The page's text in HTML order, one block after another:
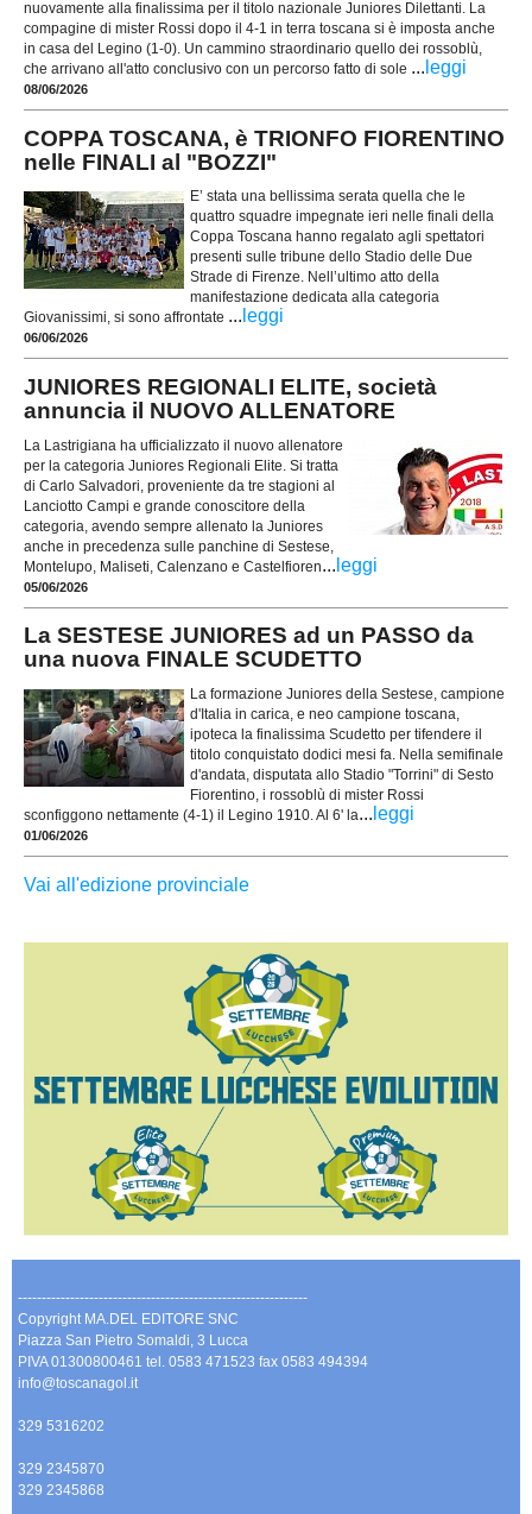
nuovamente alla finalissima per il titolo nazionale Juniores Dilettanti. La
compagine di mister Rossi dopo il 4-1 in terra toscana si è imposta anche
in casa del Legino (1-0). Un cammino straordinario quello dei rossoblù,
che arrivano all'atto conclusivo con un percorso fatto di sole ... leggi
08/06/2026
COPPA TOSCANA, è TRIONFO FIORENTINO
nelle FINALI al "BOZZI"
E’ stata una bellissima serata quella che le
quattro squadre impegnate ieri nelle finali della
Coppa Toscana hanno regalato agli spettatori
presenti sulle tribune dello Stadio delle Due
Strade di Firenze. Nell’ultimo atto della
manifestazione dedicata alla categoria
Giovanissimi, si sono affrontate ... leggi
06/06/2026
JUNIORES REGIONALI ELITE, società
annuncia il NUOVO ALLENATORE
La Lastrigiana ha ufficializzato il nuovo allenatore
per la categoria Juniores Regionali Elite. Si tratta
di Carlo Salvadori, proveniente da tre stagioni al
Lanciotto Campi e grande conoscitore della
categoria, avendo sempre allenato la Juniores
anche in precedenza sulle panchine di Sestese,
Montelupo, Maliseti, Calenzano e Castelfioren... leggi
05/06/2026
La SESTESE JUNIORES ad un PASSO da
una nuova FINALE SCUDETTO
La formazione Juniores della Sestese, campione
d'Italia in carica, e neo campione toscana,
ipoteca la finalissima Scudetto per tifendere il
titolo conquistato dodici mesi fa. Nella semifinale
d'andata, disputata allo Stadio "Torrini" di Sesto
Fiorentino, i rossoblù di mister Rossi
sconfiggono nettamente (4-1) il Legino 1910. Al 6' la... leggi
01/06/2026
Vai all'edizione provinciale
-------------------------------------------------------------
Copyright MA.DEL EDITORE SNC
Piazza San Pietro Somaldi, 3 Lucca
PIVA 01300800461 tel. 0583 471523 fax 0583 494394
info@toscanagol.it
329 5316202
329 2345870
329 2345868